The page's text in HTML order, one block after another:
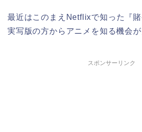
最近はこのまえNetflixで知った『賭
実写版の方からアニメを知る機会
スポンサーリンク